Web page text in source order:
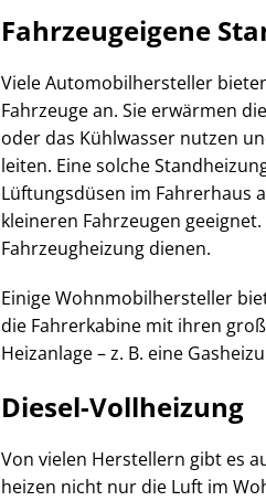
Fahrzeugeigene
Viele Automobilhersteller
Fahrzeuge an. Sie erwärmen
oder das Kühlwasser nutzen
leiten. Eine solche
Lüftungsdüsen im Fahrerhaus
kleineren Fahrzeugen
Fahrzeugheizung dienen.
Einige Wohnmobilhersteller
die Fahrerkabine mit ihren
Heizanlage – z. B. eine
Diesel-Vollheizung
Von vielen Herstellern gibt es
heizen nicht nur die Luft im